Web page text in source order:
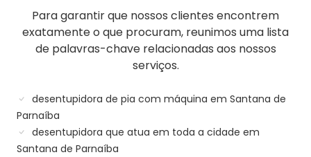
Para garantir que nossos clientes encontrem
exatamente o que procuram, reunimos uma lista
de palavras-chave relacionadas aos nossos
serviços.
desentupidora de pia com máquina em Santana de
Parnaíba
desentupidora que atua em toda a cidade em
Santana de Parnaíba